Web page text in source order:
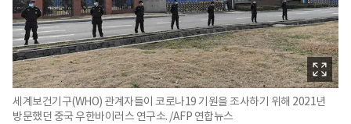
세계보건기구(WHO) 관계자들이 코로나19 기원을 조사하기 위해 2021년
방문했던 중국 우한바이러스 연구소. /AFP 연합뉴스